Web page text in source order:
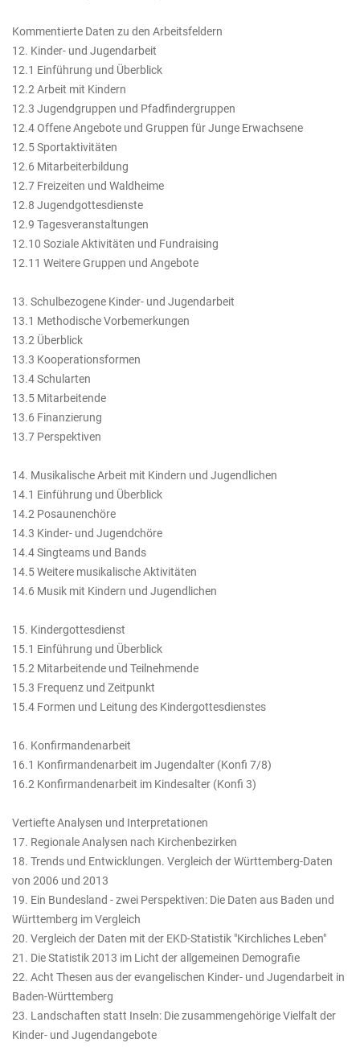
Kommentierte Daten zu den Arbeitsfeldern
12. Kinder- und Jugendarbeit
12.1 Einführung und Überblick
12.2 Arbeit mit Kindern
12.3 Jugendgruppen und Pfadfindergruppen
12.4 Offene Angebote und Gruppen für Junge Erwachsene
12.5 Sportaktivitäten
12.6 Mitarbeiterbildung
12.7 Freizeiten und Waldheime
12.8 Jugendgottesdienste
12.9 Tagesveranstaltungen
12.10 Soziale Aktivitäten und Fundraising
12.11 Weitere Gruppen und Angebote
13. Schulbezogene Kinder- und Jugendarbeit
13.1 Methodische Vorbemerkungen
13.2 Überblick
13.3 Kooperationsformen
13.4 Schularten
13.5 Mitarbeitende
13.6 Finanzierung
13.7 Perspektiven
14. Musikalische Arbeit mit Kindern und Jugendlichen
14.1 Einführung und Überblick
14.2 Posaunenchöre
14.3 Kinder- und Jugendchöre
14.4 Singteams und Bands
14.5 Weitere musikalische Aktivitäten
14.6 Musik mit Kindern und Jugendlichen
15. Kindergottesdienst
15.1 Einführung und Überblick
15.2 Mitarbeitende und Teilnehmende
15.3 Frequenz und Zeitpunkt
15.4 Formen und Leitung des Kindergottesdienstes
16. Konfirmandenarbeit
16.1 Konfirmandenarbeit im Jugendalter (Konfi 7/8)
16.2 Konfirmandenarbeit im Kindesalter (Konfi 3)
Vertiefte Analysen und Interpretationen
17. Regionale Analysen nach Kirchenbezirken
18. Trends und Entwicklungen. Vergleich der Württemberg-Daten
von 2006 und 2013
19. Ein Bundesland - zwei Perspektiven: Die Daten aus Baden und
Württemberg im Vergleich
20. Vergleich der Daten mit der EKD-Statistik "Kirchliches Leben"
21. Die Statistik 2013 im Licht der allgemeinen Demografie
22. Acht Thesen aus der evangelischen Kinder- und Jugendarbeit in
Baden-Württemberg
23. Landschaften statt Inseln: Die zusammengehörige Vielfalt der
Kinder- und Jugendangebote